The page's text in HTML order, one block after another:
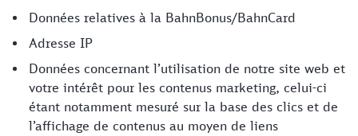
Données relatives à la BahnBonus/BahnCard
Adresse IP
Données concernant l’utilisation de notre site web et
votre intérêt pour les contenus marketing, celui-ci
étant notamment mesuré sur la base des clics et de
l’affichage de contenus au moyen de liens